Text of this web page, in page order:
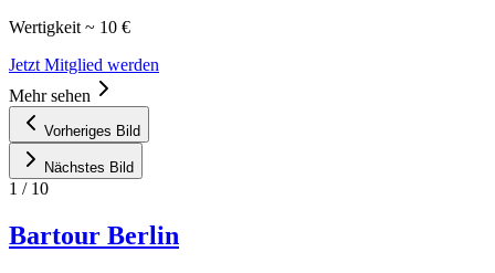
Wertigkeit ~ 10 €
Jetzt Mitglied werden
Mehr sehen
Vorheriges Bild
Nächstes Bild
1 / 10
Bartour Berlin